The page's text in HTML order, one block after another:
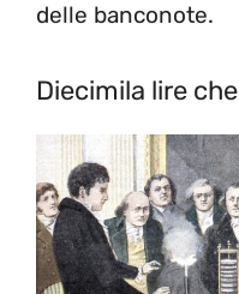
delle banconote.
Diecimila lire